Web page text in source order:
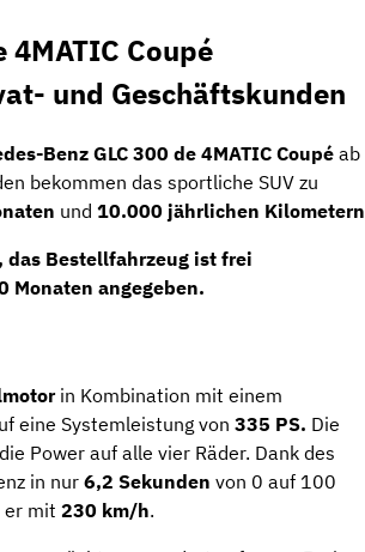
4MATIC Coupé
und Geschäftskunden
Benz GLC 300 de 4MATIC Coupé ab
bekommen das sportliche SUV zu
und 10.000 jährlichen Kilometern
das Bestellfahrzeug ist frei
Monaten angegeben.
in Kombination mit einem
eine Systemleistung von 335 PS. Die
Power auf alle vier Räder. Dank des
in nur 6,2 Sekunden von 0 auf 100
er mit 230 km/h.